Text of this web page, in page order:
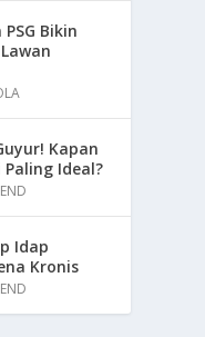
Bikin
Kapan
Ideal?
Idap
Kronis